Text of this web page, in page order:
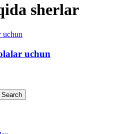
sherlar
uchun